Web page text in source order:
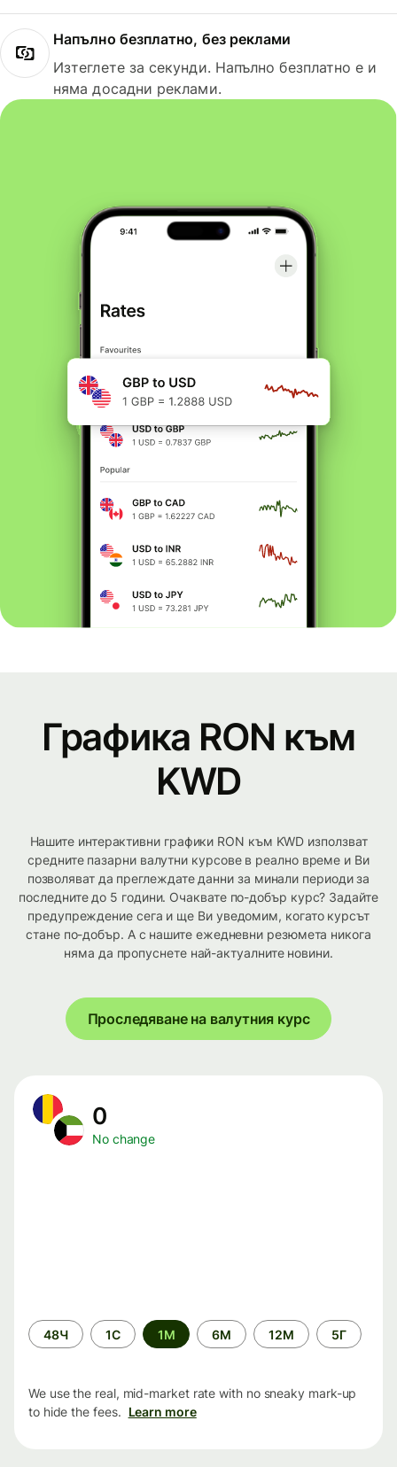
Напълно безплатно, без реклами
Изтеглете за секунди. Напълно безплатно е и
няма досадни реклами.
Графика RON към
KWD
Нашите интерактивни графики RON към KWD използват
средните пазарни валутни курсове в реално време и Ви
позволяват да преглеждате данни за минали периоди за
последните до 5 години. Очаквате по-добър курс? Задайте
предупреждение сега и ще Ви уведомим, когато курсът
стане по-добър. А с нашите ежедневни резюмета никога
няма да пропуснете най-актуалните новини.
Проследяване на валутния курс
0
No change
Time
period
48Ч 1С 1М 6М 12М 5Г
We use the real, mid-market rate with no sneaky mark-up
to hide the fees. Learn more